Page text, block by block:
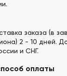
заказа (в
2 - 10 дней.
и СНГ.
оплаты